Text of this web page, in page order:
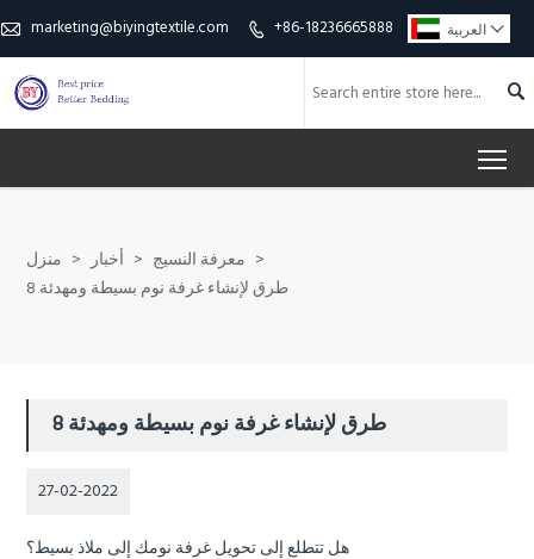
 marketing@biyingtextile.com  +86-18236665888 العربية 

منزل > أخبار > معرفة النسيج >
8 طرق لإنشاء غرفة نوم بسيطة ومهدئة
8 طرق لإنشاء غرفة نوم بسيطة ومهدئة
27-02-2022
هل تتطلع إلى تحويل غرفة نومك إلى ملاذ بسيط؟